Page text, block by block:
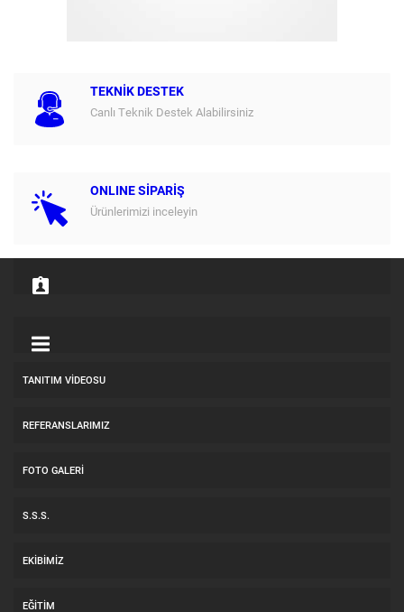
TEKNİK DESTEK
Canlı Teknik Destek Alabilirsiniz
ONLINE SİPARİŞ
Ürünlerimizi inceleyin
TANITIM VIDEOSU
REFERANSLARIMIZ
FOTO GALERI
S.S.S.
EKIBIMIZ
EĞITIM